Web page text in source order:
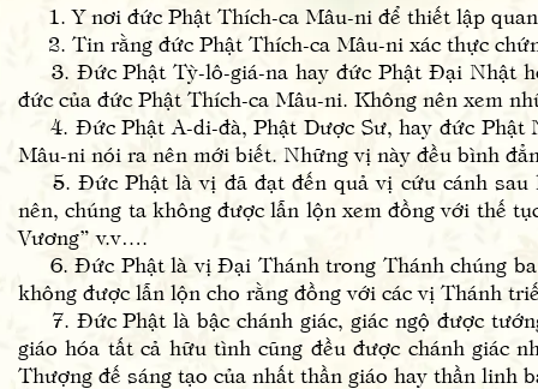
1. Y nơi đức Phật Thích-ca Mâu-ni để thiết lập
2. Tin rằng đức Phật Thích-ca Mâu-ni xác thực
3. Đức Phật Tỳ-lô-giá-na hay đức Phật Đại Nhật
đức của đức Phật Thích-ca Mâu-ni. Không nên xem
4. Đức Phật A-di-đà, Phật Dược Sư, hay đức Phật
Mâu-ni nói ra nên mới biết. Những vị này đều bình
5. Đức Phật là vị đã đạt đến quả vị cứu cánh sau
nên, chúng ta không được lẫn lộn xem đồng với thế
Vương” v.v….
6. Đức Phật là vị Đại Thánh trong Thánh chúng
không được lẫn lộn cho rằng đồng với các vị Thánh
7. Đức Phật là bậc chánh giác, giác ngộ được
giáo hóa tất cả hữu tình cũng đều được chánh giác
Thượng đế sáng tạo của nhất thần giáo hay thần linh